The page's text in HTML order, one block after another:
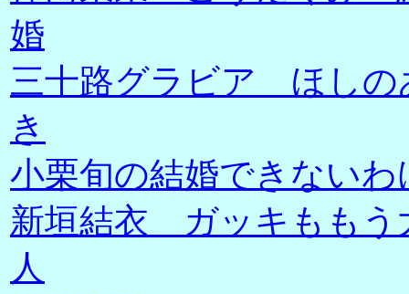
婚
三十路グラビア ほしの
き
小栗旬の結婚できないわ
新垣結衣 ガッキももう
人